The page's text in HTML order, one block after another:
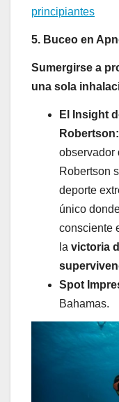
principiantes
5. Buceo en
Sumergirse a
una sola
El Insight
Robertson:
observador
Robertson
deporte
único
consciente
la victoria
Spot
Bahamas.